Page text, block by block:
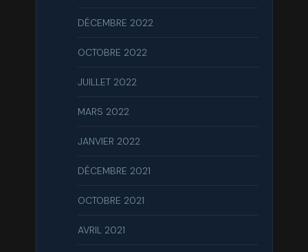
DÉCEMBRE 2022
OCTOBRE 2022
JUILLET 2022
MARS 2022
JANVIER 2022
DÉCEMBRE 2021
OCTOBRE 2021
AVRIL 2021